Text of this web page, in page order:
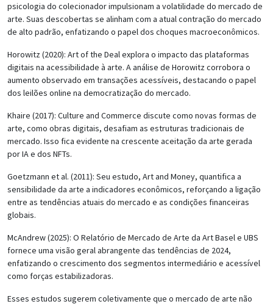
psicologia do colecionador impulsionam a volatilidade do mercado de
arte. Suas descobertas se alinham com a atual contração do mercado
de alto padrão, enfatizando o papel dos choques macroeconômicos.
Horowitz (2020): Art of the Deal explora o impacto das plataformas
digitais na acessibilidade à arte. A análise de Horowitz corrobora o
aumento observado em transações acessíveis, destacando o papel
dos leilões online na democratização do mercado.
Khaire (2017): Culture and Commerce discute como novas formas de
arte, como obras digitais, desafiam as estruturas tradicionais de
mercado. Isso fica evidente na crescente aceitação da arte gerada
por IA e dos NFTs.
Goetzmann et al. (2011): Seu estudo, Art and Money, quantifica a
sensibilidade da arte a indicadores econômicos, reforçando a ligação
entre as tendências atuais do mercado e as condições financeiras
globais.
McAndrew (2025): O Relatório de Mercado de Arte da Art Basel e UBS
fornece uma visão geral abrangente das tendências de 2024,
enfatizando o crescimento dos segmentos intermediário e acessível
como forças estabilizadoras.
Esses estudos sugerem coletivamente que o mercado de arte não